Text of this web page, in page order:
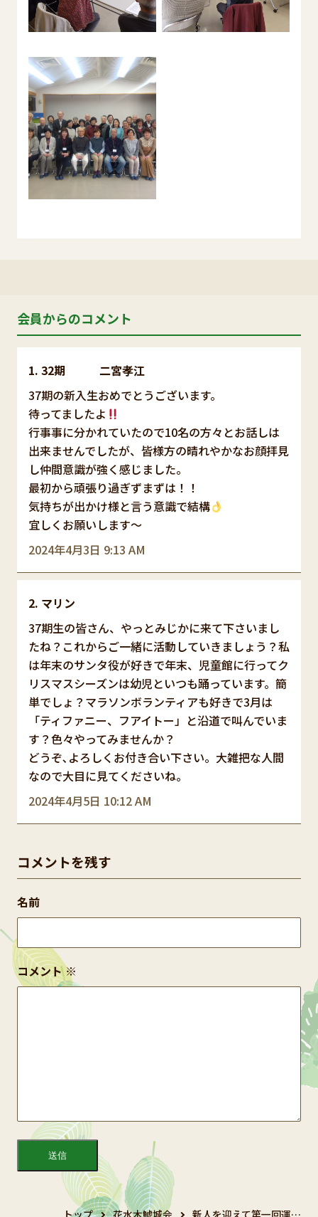
会員からのコメント
32期 二宮孝江
2024年4月3日 9:13 AM
37期の新入生おめでとうございます。
待ってましたよ
行事事に分かれていたので10名の方々とお話しは
出来ませんでしたが、皆様方の晴れやかなお顔拝見
し仲間意識が強く感じました。
最初から頑張り過ぎずまずは！！
気持ちが出かけ様と言う意識で結構
宜しくお願いします〜
マリン
2024年4月5日 10:12 AM
37期生の皆さん、やっとみじかに来て下さいまし
たね？これからご一緒に活動していきましょう？私
は年末のサンタ役が好きで年末、児童館に行ってク
リスマスシーズンは幼児といつも踊っています。簡
単でしょ？マラソンボランティアも好きで3月は
「ティファニー、フアイトー」と沿道で叫んでいま
す？色々やってみませんか？
どうぞ､よろしくお付き合い下さい。大雑把な人間
なので大目に見てくださいね。
コメントを残す
コメント※
名前
トップ 花水木鯱城会 新人を迎えて第一回運…